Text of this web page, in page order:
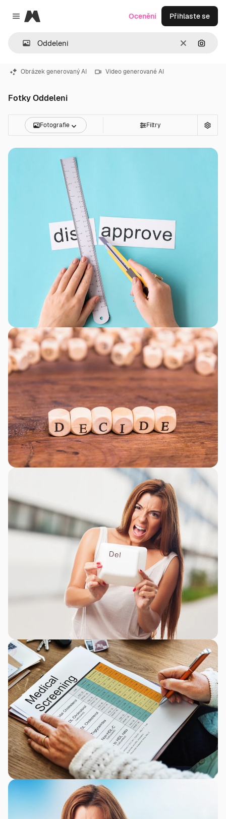
Close menu
Magnific
ZrušitHledat
Ocenění Přihlaste se
Obrázek generovaný AI Video generované AI
Fotky Oddeleni
Fotografie Filtry